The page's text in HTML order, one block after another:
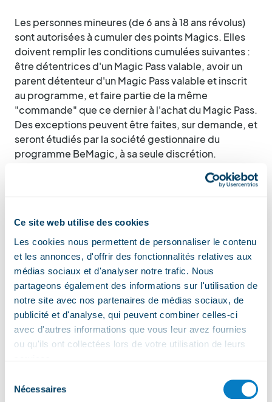
Ce site web utilise des cookies
Les cookies nous permettent de personnaliser le contenu
et les annonces, d'offrir des fonctionnalités relatives aux
médias sociaux et d'analyser notre trafic. Nous
partageons également des informations sur l'utilisation de
notre site avec nos partenaires de médias sociaux, de
publicité et d'analyse, qui peuvent combiner celles-ci
avec d'autres informations que vous leur avez fournies
ou qu'ils ont collectées lors de votre utilisation de leurs
Nécessaires
Les personnes mineures (de 6 ans à 18 ans révolus)
sont autorisées à cumuler des points Magics. Elles
doivent remplir les conditions cumulées suivantes :
être détentrices d'un Magic Pass valable, avoir un
parent détenteur d'un Magic Pass valable et inscrit
au programme, et faire partie de la même
"commande" que ce dernier à l'achat du Magic Pass.
Des exceptions peuvent être faites, sur demande, et
seront étudiés par la société gestionnaire du
programme BeMagic, à sa seule discrétion.
Une personne mineure aura un compte à son nom,
remontées mécaniques seront attribués au
parent/tuteur choisi lors de la liaison des comptes.
Chaque membre adulte est libre de fournir des
informations concernant les enfants associés à son
compte. Il doit toutefois détenir l’autorité parentale
sur les mineurs ou avoir obtenu préalablement
l’accord des détenteurs de dite autorité parentale
pour ce faire.
peut délier son compte d'avec son parent/tuteur.